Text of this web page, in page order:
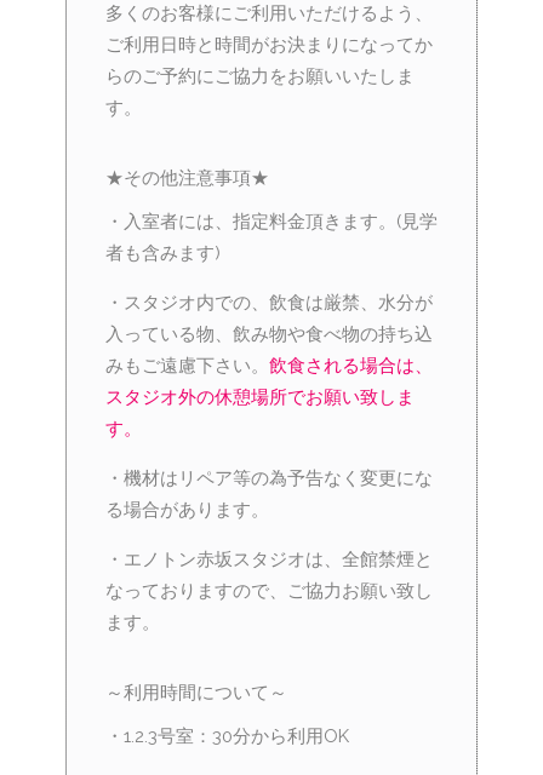
多くのお客様にご利用いただけるよう、
ご利用日時と時間がお決まりになってか
らのご予約にご協力をお願いいたしま
す。
★その他注意事項★
・入室者には、指定料金頂きます。(見学
者も含みます)
・スタジオ内での、飲食は厳禁、水分が
入っている物、飲み物や食べ物の持ち込
みもご遠慮下さい。 飲食される場合は、
スタジオ外の休憩場所でお願い致しま
す。
・機材はリペア等の為予告なく変更にな
る場合があります。
・エノトン赤坂スタジオは、全館禁煙と
なっておりますので、ご協力お願い致し
ます。
～利用時間について～
・1.2.3号室：30分から利用OK